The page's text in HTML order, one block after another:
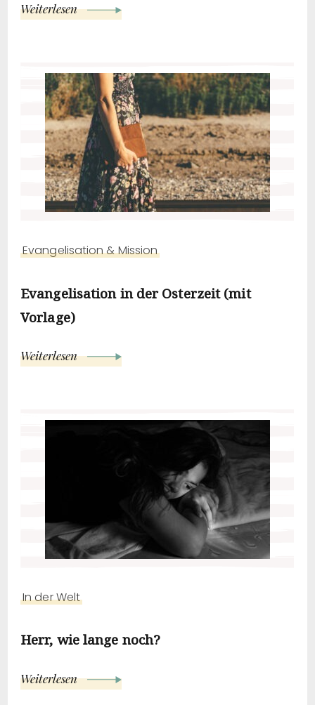
Weiterlesen
Evangelisation & Mission
Evangelisation in der Osterzeit (mit
Vorlage)
Weiterlesen
In der Welt
Herr, wie lange noch?
Weiterlesen